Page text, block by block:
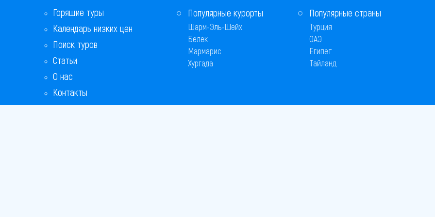
Горящие туры
Календарь низких цен
Поиск туров
Статьи
О нас
Контакты
Популярные курорты
Шарм-Эль-Шейх
Белек
Мармарис
Хургада
Популярные страны
Турция
ОАЭ
Египет
Тайланд